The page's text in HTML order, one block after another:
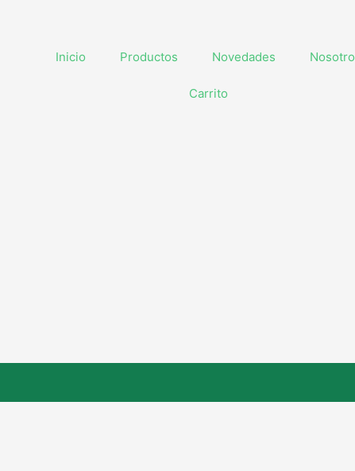
Inicio Productos Novedades
Carrito